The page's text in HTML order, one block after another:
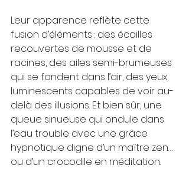
Leur apparence reflète cette
fusion d’éléments : des écailles
recouvertes de mousse et de
racines, des ailes semi-brumeuses
qui se fondent dans l’air, des yeux
luminescents capables de voir au-
delà des illusions. Et bien sûr, une
queue sinueuse qui ondule dans
l’eau trouble avec une grâce
hypnotique digne d’un maître zen…
ou d’un crocodile en méditation.